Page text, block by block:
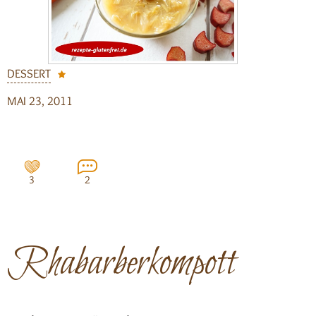
DESSERT
MAI 23, 2011
3 2
Rhabarberkompott